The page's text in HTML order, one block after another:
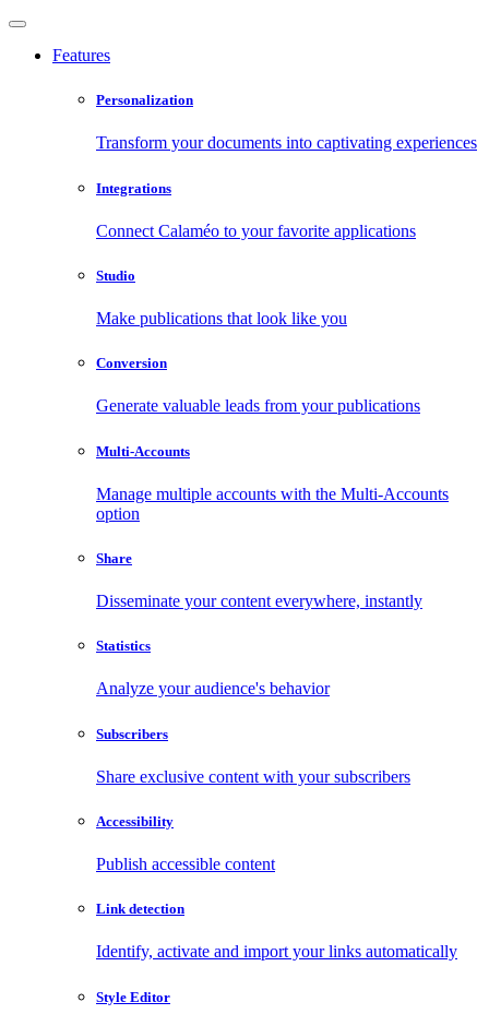
Features
Personalization
Transform your documents into captivating experiences
Integrations
Connect Calaméo to your favorite applications
Studio
Make publications that look like you
Conversion
Generate valuable leads from your publications
Multi-Accounts
Manage multiple accounts with the Multi-Accounts
option
Share
Disseminate your content everywhere, instantly
Statistics
Analyze your audience's behavior
Subscribers
Share exclusive content with your subscribers
Accessibility
Publish accessible content
Link detection
Identify, activate and import your links automatically
Style Editor